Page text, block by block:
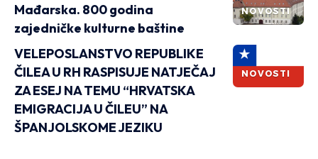
NOVOSTI
Mađarska. 800 godina
zajedničke kulturne baštine
NOVOSTI
VELEPOSLANSTVO REPUBLIKE
ČILEA U RH RASPISUJE NATJEČAJ
ZA ESEJ NA TEMU “HRVATSKA
EMIGRACIJA U ČILEU” NA
ŠPANJOLSKOME JEZIKU